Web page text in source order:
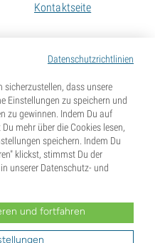
Datenschutzrichtlinien
sicherzustellen, dass unsere
Einstellungen zu speichern und
zu gewinnen. Indem Du auf
mehr über die Cookies lesen,
speichern. Indem Du
klickst, stimmst Du der
unserer Datenschutz- und
und fortfahren
Kontaktseite
ist die Keimung von Samen illegal. Informiere
außerdem auf jeglichen Haftungsanspruch